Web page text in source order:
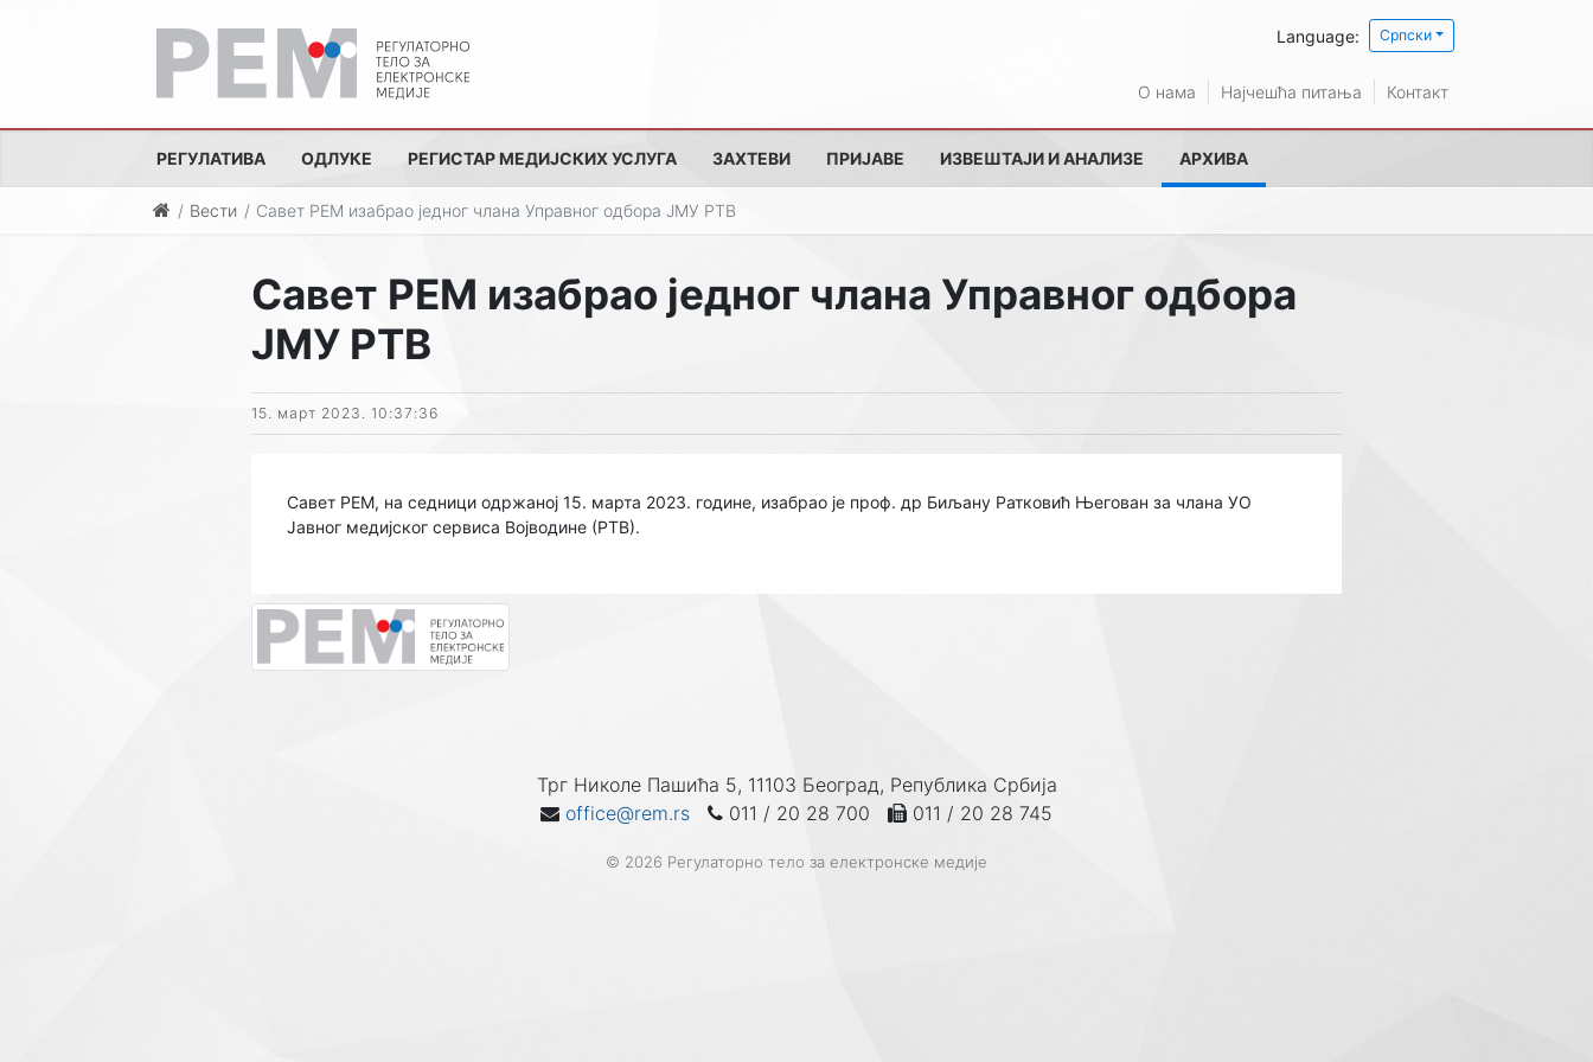
Language: Српски
О нама Најчешћа питања Контакт
РЕГУЛАТИВА ОДЛУКЕ РЕГИСТАР МЕДИЈСКИХ УСЛУГА ЗАХТЕВИ ПРИЈАВЕ ИЗВЕШТАЈИ И АНАЛИЗЕ АРХИВА
Вести Савет РЕМ изабрао једног члана Управног одбора ЈМУ РТВ
Савет РЕМ изабрао једног члана Управног одбора
ЈМУ РТВ
15. март 2023. 10:37:36
Савет РЕМ, на седници одржаној 15. марта 2023. године, изабрао је проф. др Биљану Ратковић Његован за члана УО
Јавног медијског сервиса Војводине (РТВ).
Трг Николе Пашића 5, 11103 Београд, Република Србија
office@rem.rs
011 / 20 28 700 011 / 20 28 745
© 2026 Регулаторно тело за електронске медије